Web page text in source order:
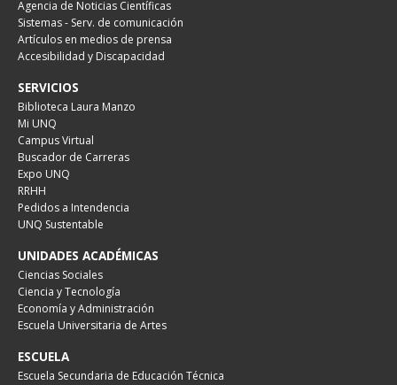
Agencia de Noticias Científicas
Sistemas - Serv. de comunicación
Artículos en medios de prensa
Accesibilidad y Discapacidad
SERVICIOS
Biblioteca Laura Manzo
Mi UNQ
Campus Virtual
Buscador de Carreras
Expo UNQ
RRHH
Pedidos a Intendencia
UNQ Sustentable
UNIDADES ACADÉMICAS
Ciencias Sociales
Ciencia y Tecnología
Economía y Administración
Escuela Universitaria de Artes
ESCUELA
Escuela Secundaria de Educación Técnica